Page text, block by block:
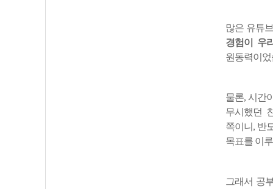
많은 유튜
경험이 우
원동력이
물론, 시간
무시했던
쪽이니, 반
목표를 이
그래서 공